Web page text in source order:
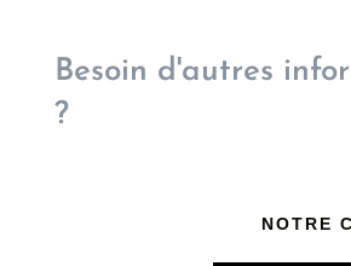
Besoin d'autres
?
NOTRE